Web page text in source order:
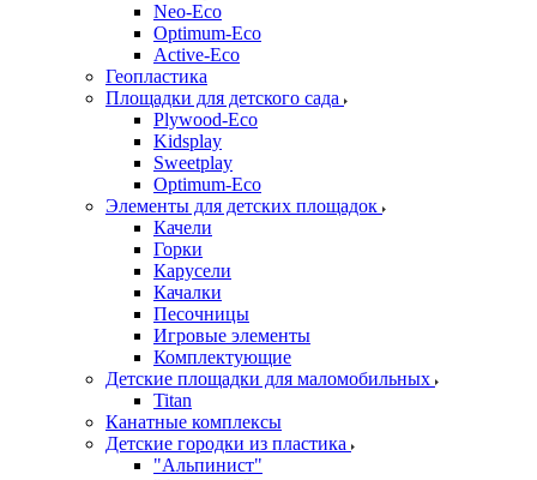
Neo-Eco
Оptimum-Еco
Active-Eco
Геопластика
Площадки для детского сада
Plywood-Eco
Kidsplay
Sweetplay
Оptimum-Еco
Элементы для детских площадок
Качели
Горки
Карусели
Качалки
Песочницы
Игровые элементы
Комплектующие
Детские площадки для маломобильных
Titan
Канатные комплексы
Детские городки из пластика
"Альпинист"